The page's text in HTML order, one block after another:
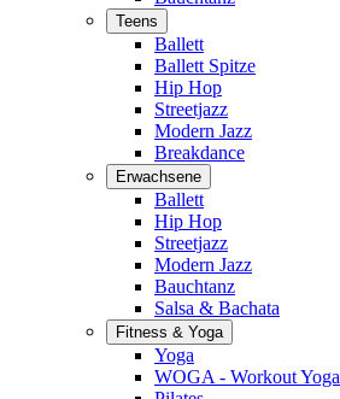
Teens
Ballett
Ballett Spitze
Hip Hop
Streetjazz
Modern Jazz
Breakdance
Erwachsene
Ballett
Hip Hop
Streetjazz
Modern Jazz
Bauchtanz
Salsa & Bachata
Fitness & Yoga
Yoga
WOGA - Workout Yoga